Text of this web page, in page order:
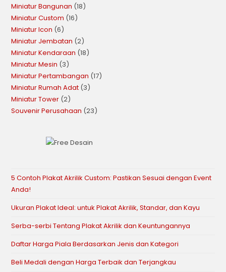
Miniatur Bangunan 18
Miniatur Custom 16
Miniatur Icon 6
Miniatur Jembatan 2
Miniatur Kendaraan 18
Miniatur Mesin 3
Miniatur Pertambangan 17
Miniatur Rumah Adat 3
Miniatur Tower 2
Souvenir Perusahaan 23
5 Contoh Plakat Akrilik Custom: Pastikan Sesuai dengan Event
Anda!
Ukuran Plakat Ideal: untuk Plakat Akrilik, Standar, dan Kayu
Serba-serbi Tentang Plakat Akrilik dan Keuntungannya
Daftar Harga Piala Berdasarkan Jenis dan Kategori
Beli Medali dengan Harga Terbaik dan Terjangkau